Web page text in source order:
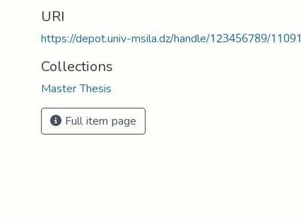
URI
https://depot.univ-msila.dz/handle/123456789/11091
Collections
Master Thesis
Full item page